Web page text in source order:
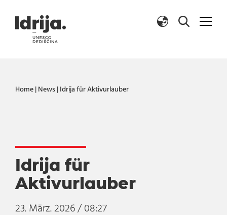
Home News Idrija für Aktivurlauber
Idrija für
Aktivurlauber
23. März. 2026 / 08:27